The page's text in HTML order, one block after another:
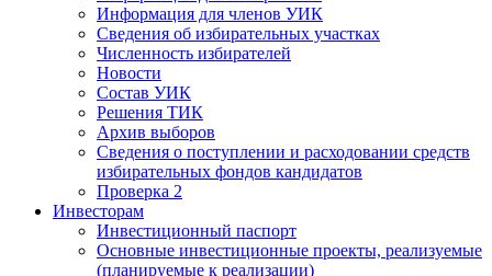
Информация для членов УИК
Сведения об избирательных участках
Численность избирателей
Новости
Состав УИК
Решения ТИК
Архив выборов
Сведения о поступлении и расходовании средств
избирательных фондов кандидатов
Проверка 2
Инвесторам
Инвестиционный паспорт
Основные инвестиционные проекты, реализуемые
(планируемые к реализации)